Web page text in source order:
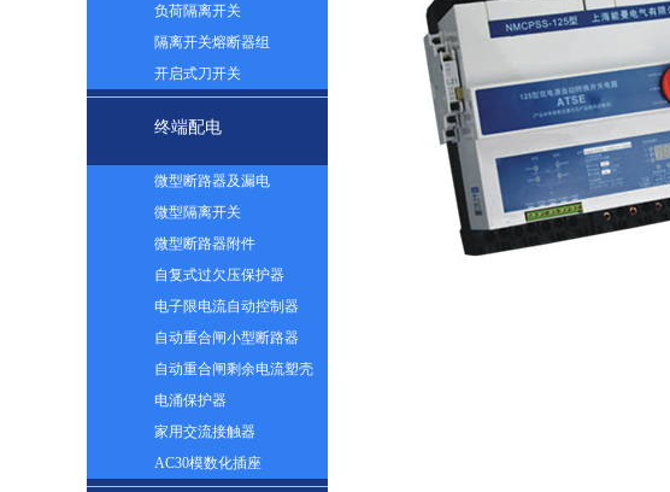
负荷隔离开关
隔离开关熔断器组
开启式刀开关
终端配电
微型断路器及漏电
微型隔离开关
微型断路器附件
自复式过欠压保护器
电子限电流自动控制器
自动重合闸小型断路器
自动重合闸剩余电流塑壳
断路器
电涌保护器
家用交流接触器
AC30模数化插座